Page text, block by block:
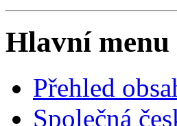
Hlavní menu
Přehled
Společná